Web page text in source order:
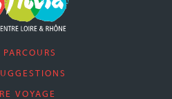
PARCOURS
VOYAGE